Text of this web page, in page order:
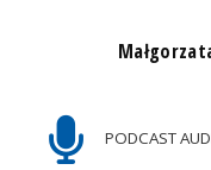
PODCAST